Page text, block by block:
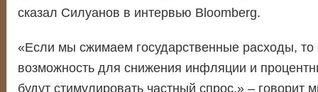
сказал Силуанов в интервью Bloomberg.
«Если мы сжимаем государственные расходы, то
возможность для снижения инфляции и
будут стимулировать частный спрос,» – говорит